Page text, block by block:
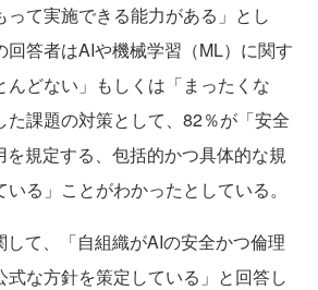
って実施できる能力がある」とし
回答者はAIや機械学習（ML）に関す
んどない」もしくは「まったくな
た課題の対策として、82％が「安全
規定する、包括的かつ具体的な規
る」ことがわかったとしている。
て、「自組織がAIの安全かつ倫理
式な方針を策定している」と回答し